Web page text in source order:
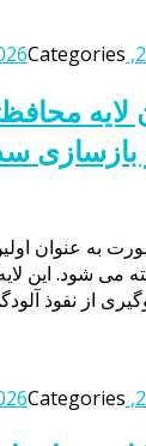
Categories
به عنوان
می شود. این
از نفوذ
Categories